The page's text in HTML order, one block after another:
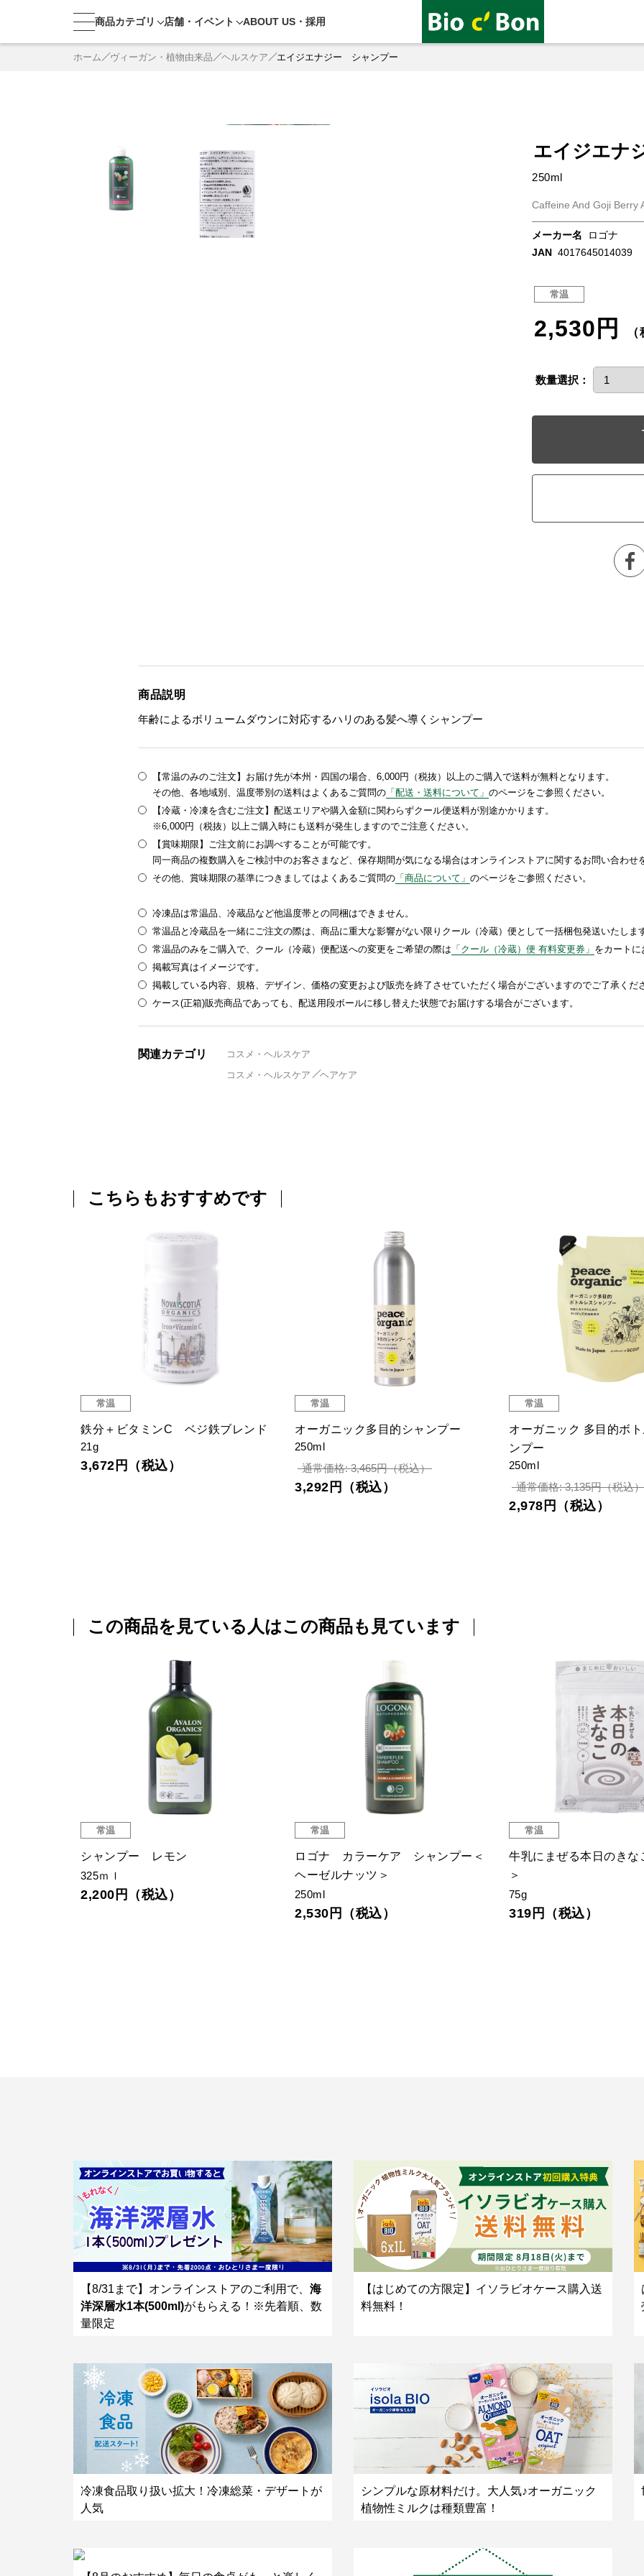
商品カテゴリ 店舗・ イベント ABOUT US・ 採用
ホーム ヴィーガン・植物由来品 ヘルスケア エイジエナジー シャンプー
エイジエナ
250ml
Caffeine And Goji Berry
メーカー名
ロゴナ
JAN 4017645014039
常温
2,530円
数量選択：
商品説明
年齢によるボリュームダウンに対応するハリのある髪へ導くシャンプー
【常温のみのご注文】お届け先が本州・四国の場合、6,000円（税抜）以上のご購入で送料が無料となります。
その他、各地域別、温度帯別の送料はよくあるご質問の 「配送・送料について」 のページをご参照ください。
【冷蔵・冷凍を含むご注文】配送エリアや購入金額に関わらずクール便送料が別途かかります。
※6,000円（税抜）以上ご購入時にも送料が発生しますのでご注意ください。
【賞味期限】ご注文前にお調べすることが可能です。
同一商品の複数購入をご検討中のお客さまなど、保存期間が気になる場合はオンラインストアに関するお問い合わせ
その他、賞味期限の基準につきましてはよくあるご質問の 「商品について」 のページをご参照ください。
冷凍品は常温品、冷蔵品など他温度帯との同梱はできません。
常温品と冷蔵品を一緒にご注文の際は、商品に重大な影響がない限りクール（冷蔵）便として一括梱包発送いたしま
常温品のみをご購入で、クール（冷蔵）便配送への変更をご希望の際は 「クール（冷蔵）便 有料変更券」 をカート
掲載写真はイメージです。
掲載している内容、規格、デザイン、価格の変更および販売を終了させていただく場合がございますのでご了承くだ
ケース(正箱)販売商品であっても、配送用段ボールに移し替えた状態でお届けする場合がございます。
関連カテゴリ
コスメ・ヘルスケア
コスメ・ヘルスケア
ヘアケア
こちらもおすすめです
常温
鉄分＋ビタミンC ベジ鉄ブレンド
21g
3,672円（税込）
常温
オーガニック多目的シャンプー
250ml
通常価格: 3,465円（税込）
3,292円（税込）
常温
オーガニック 多目的ボ
ンプー
250ml
通常価格: 3,135円（税込）
2,978円（税込）
この商品を見ている人はこの商品も見ています
常温
シャンプー レモン
325ｍｌ
2,200円（税込）
常温
ロゴナ カラーケア シャンプー＜
ヘーゼルナッツ＞
250ml
2,530円（税込）
常温
牛乳にまぜる本日のきな
＞
75g
319円（税込）
【8/31まで】オンラインストアのご利用で、 海
洋深層水1本(500ml)がもらえる！※先着順、数
量限定
【はじめての方限定】イソラビオケース購入送
料無料！
冷凍食品取り扱い拡大！冷凍総菜・デザートが
人気
シンプルな原材料だけ。大人気♪オーガニック
植物性ミルクは種類豊富！